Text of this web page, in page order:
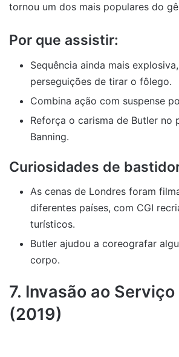
tornou um dos mais populares do
Por que assistir:
Sequência ainda mais
perseguições de tirar o fôlego.
Combina ação com suspense
Reforça o carisma de Butler no
Banning.
Curiosidades de
As cenas de Londres foram
diferentes países, com CGI
turísticos.
Butler ajudou a coreografar
corpo.
7. Invasão ao
(2019)